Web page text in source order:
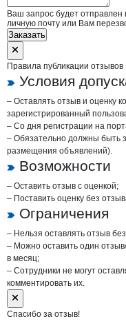
Ваш запрос будет
личную почту или Вам
Заказать
Правила публикации отзывов
Условия
– Оставлять отзыв и оценку
зарегистрированный
– Со дня регистрации на
– Обязательно должны быть
размещения объявлений).
Возможности
– Оставить отзыв с оценкой;
– Поставить оценку без
Ограничения
– Нельзя оставлять отзыв
– Можно оставить один
в месяц;
– Сотрудники не могут
комментировать их.
Спасибо за отзыв!